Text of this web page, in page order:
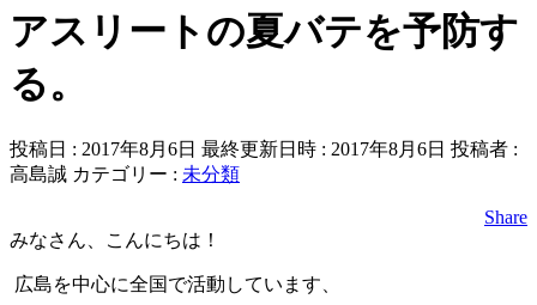
アスリートの夏バテを予防す
る。
投稿日 : 2017年8月6日 最終更新日時 : 2017年8月6日 投稿者 :
高島誠 カテゴリー : 未分類
Share
みなさん、こんにちは！
広島を中心に全国で活動しています、